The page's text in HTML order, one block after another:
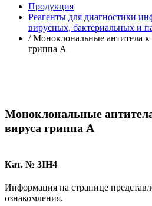
Продукция
Реагенты для диагностики
вирусных, бактериальных и
/ Моноклональные антитела
гриппа A
Моноклональные
вируса гриппа A
Кат. № 3IH4
Информация на странице
ознакомления.